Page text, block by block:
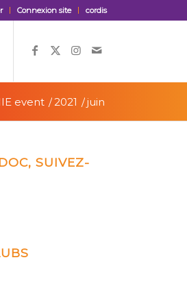
Connexion site cordis
event /2021 /juin
SUIVEZ-